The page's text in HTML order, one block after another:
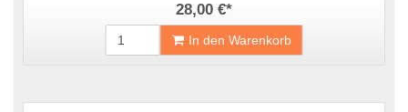
28,00 €*
In den Warenkorb